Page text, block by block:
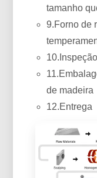
tamanho
9.Forno de
de madeira
12.Entrega